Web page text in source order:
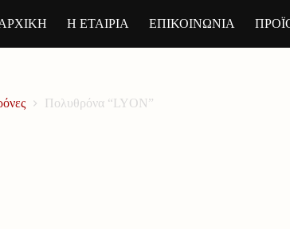
Η ΕΤΑΙΡΙΑ ΕΠΙΚΟΙΝΩΝΙΑ
Πολυθρόνα “LYON”